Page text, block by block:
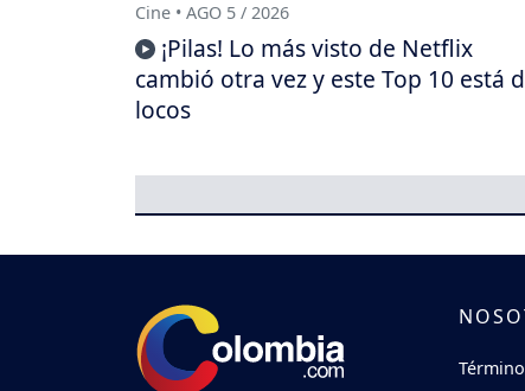
Cine • AGO 5 / 2026
¡Pilas! Lo más visto de Netflix
cambió otra vez y este Top 10 está
locos